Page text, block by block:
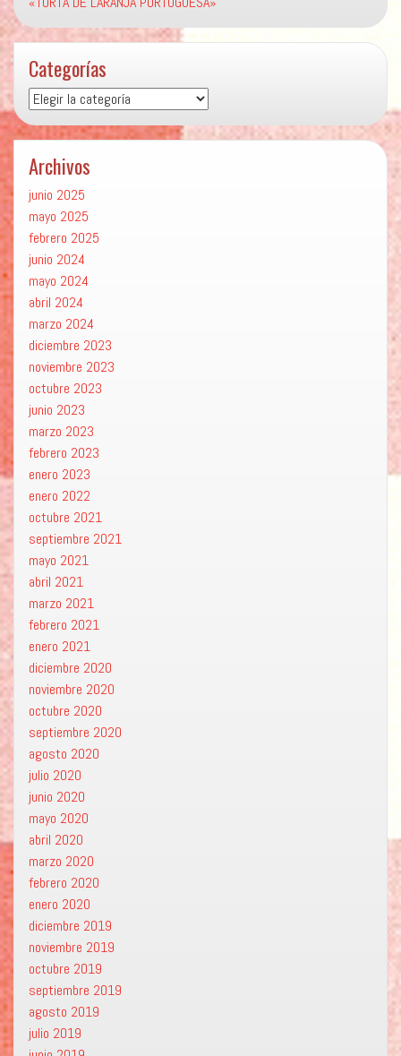
Categorías
Categorías
Archivos
junio 2025
mayo 2025
febrero 2025
junio 2024
mayo 2024
abril 2024
marzo 2024
diciembre 2023
noviembre 2023
octubre 2023
junio 2023
marzo 2023
febrero 2023
enero 2023
enero 2022
octubre 2021
septiembre 2021
mayo 2021
abril 2021
marzo 2021
febrero 2021
enero 2021
diciembre 2020
noviembre 2020
octubre 2020
septiembre 2020
agosto 2020
julio 2020
junio 2020
mayo 2020
abril 2020
marzo 2020
febrero 2020
enero 2020
diciembre 2019
noviembre 2019
octubre 2019
septiembre 2019
agosto 2019
julio 2019